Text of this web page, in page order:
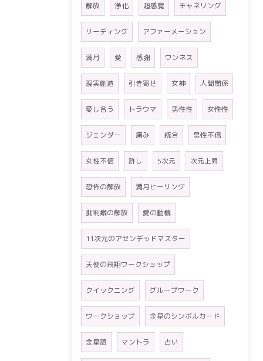
解放 浄化 超感覚 チャネリング
リーディング アファーメーション
満月 愛 感謝 ワンネス
現実創造 引き寄せ 女神 人間関係
愛し合う トラウマ 男性性 女性性
ジェンダー 痛み 統合 男性不信
女性不信 許し 5次元 次元上昇
恐怖の解放 満月ヒーリング
批判癖の解放 愛の動機
11次元のアセンデッドマスター
天使の飛翔ワークショップ
クイックニング グループワーク
ワークショップ 金星のシンボルカード
金星語 マントラ 占い